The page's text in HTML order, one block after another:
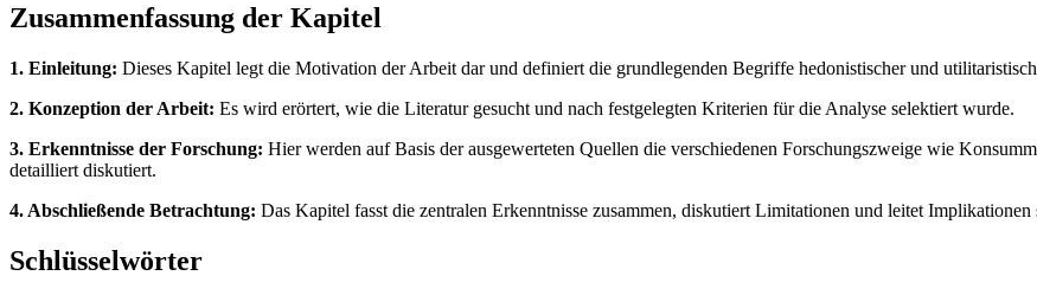
Zusammenfassung der Kapitel
1. Einleitung: Dieses Kapitel legt die Motivation der Arbeit dar und definiert die grundlegenden Begriffe hedonistischer und
2. Konzeption der Arbeit: Es wird erörtert, wie die Literatur gesucht und nach festgelegten Kriterien für die Analyse selektiert wurde.
3. Erkenntnisse der Forschung: Hier werden auf Basis der ausgewerteten Quellen die verschiedenen Forschungszweige wie
detailliert diskutiert.
4. Abschließende Betrachtung: Das Kapitel fasst die zentralen Erkenntnisse zusammen, diskutiert Limitationen und leitet
Schlüsselwörter